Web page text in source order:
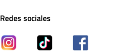
Redes sociales